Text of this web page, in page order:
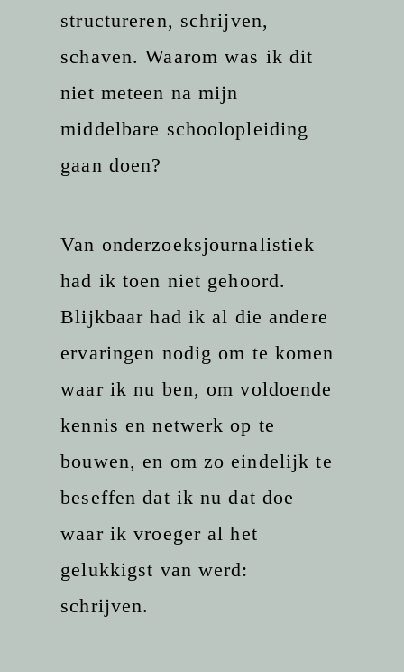
structureren, schrijven,
schaven. Waarom was ik dit
niet meteen na mijn
middelbare schoolopleiding
gaan doen?
Van onderzoeksjournalistiek
had ik toen niet gehoord.
Blijkbaar had ik al die andere
ervaringen nodig om te komen
waar ik nu ben, om voldoende
kennis en netwerk op te
bouwen, en om zo eindelijk te
beseffen dat ik nu dat doe
waar ik vroeger al het
gelukkigst van werd:
schrijven.